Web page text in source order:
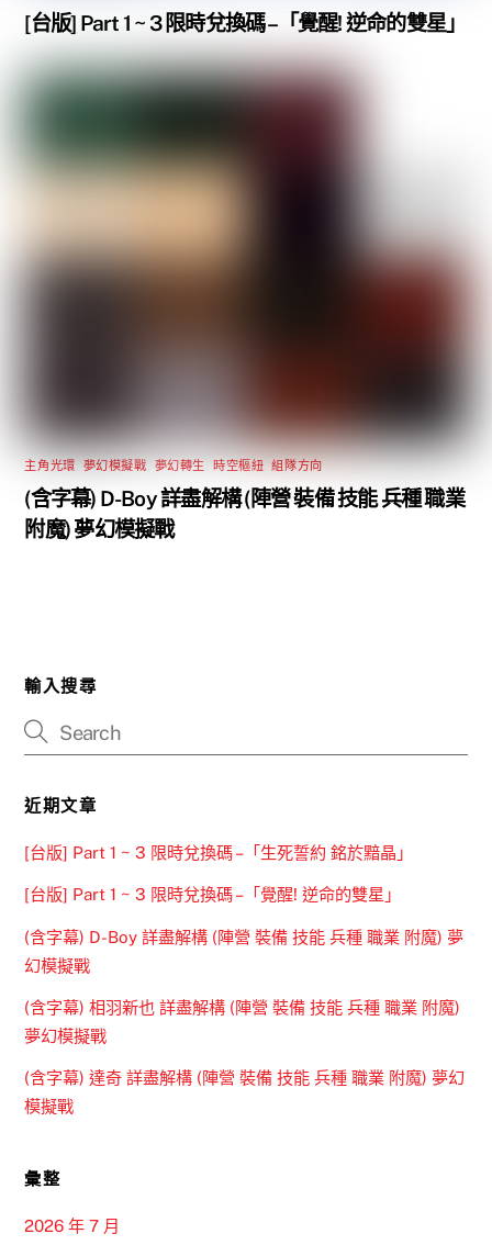
[台版] Part 1 ~ 3 限時兌換碼 –「覺醒! 逆命的雙星」
主角光環 夢幻模擬戰 夢幻轉生 時空樞紐 ,組隊方向
(含字幕) D-Boy 詳盡解構 (陣營 裝備 技能 兵種 職業
附魔) 夢幻模擬戰
輸入搜尋
近期文章
[台版] Part 1 ~ 3 限時兌換碼 –「生死誓約 銘於黯晶」
[台版] Part 1 ~ 3 限時兌換碼 –「覺醒! 逆命的雙星」
(含字幕) D-Boy 詳盡解構 (陣營 裝備 技能 兵種 職業 附魔) 夢
幻模擬戰
(含字幕) 相羽新也 詳盡解構 (陣營 裝備 技能 兵種 職業 附魔)
夢幻模擬戰
(含字幕) 達奇 詳盡解構 (陣營 裝備 技能 兵種 職業 附魔) 夢幻
模擬戰
彙整
2026 年 7 月